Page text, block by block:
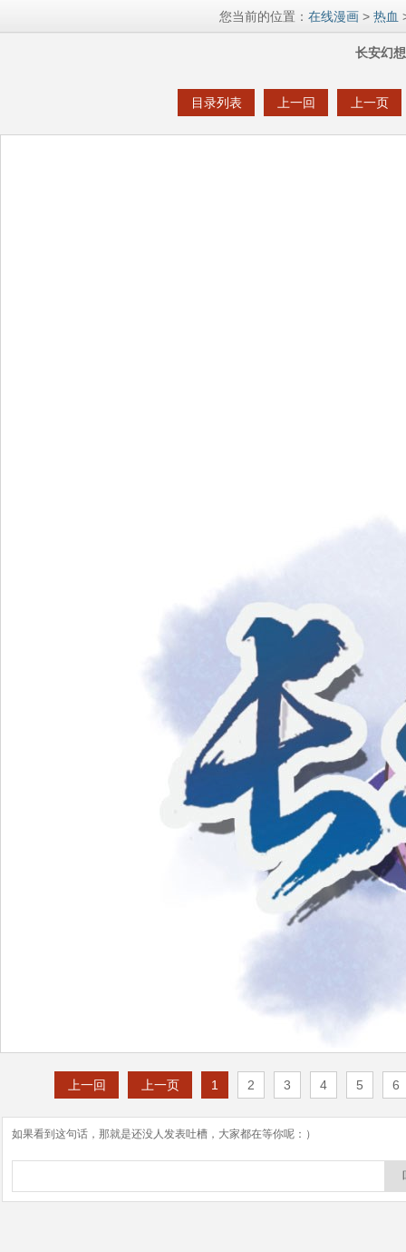
您当前的位置： 在线漫画 > 热血
长安幻
目录列表 上一回 上一页
上一回 上一页 1 2 3 4 5 6
如果看到这句话，那就是还没人发表吐槽，大家都在等你呢：）